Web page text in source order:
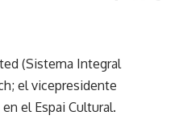
(Sistema Integral
el vicepresidente
el Espai Cultural.